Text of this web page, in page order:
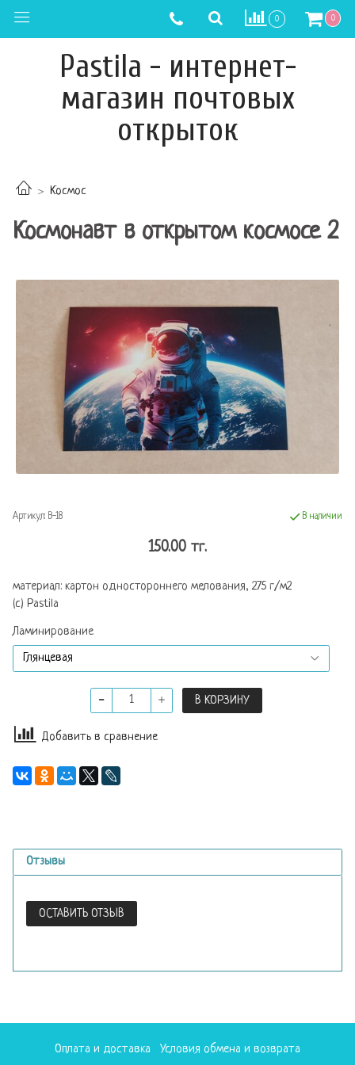
0 0
Pastila - интернет-
магазин почтовых
открыток
Космос
Космонавт в открытом космосе 2
Артикул: В-18 В наличии
150.00 тг.
материал: картон одностороннего мелования, 275 г/м2
(с) Pastila
Ламинирование
В КОРЗИНУ
Добавить в сравнение
Отзывы
ОСТАВИТЬ ОТЗЫВ
Оплата и доставка Условия обмена и возврата